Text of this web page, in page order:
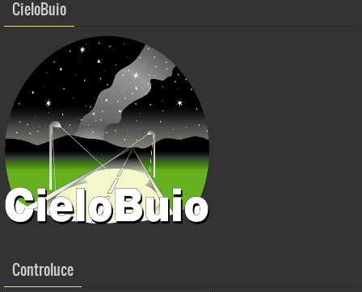
CieloBuio
Controluce